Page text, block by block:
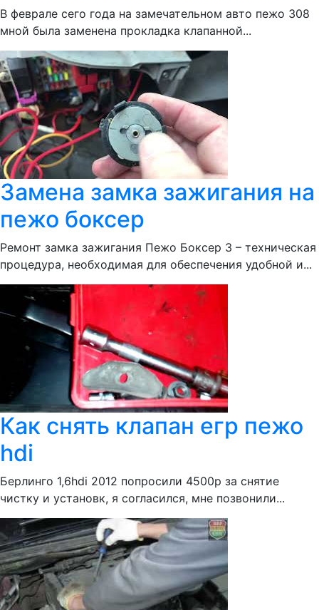
В феврале сего года на замечательном авто пежо 308
мной была заменена прокладка клапанной...
Замена замка зажигания на
пежо боксер
Ремонт замка зажигания Пежо Боксер 3 – техническая
процедура, необходимая для обеспечения удобной и...
Как снять клапан егр пежо
hdi
Берлинго 1,6hdi 2012 попросили 4500р за снятие
чистку и установк, я согласился, мне позвонили...